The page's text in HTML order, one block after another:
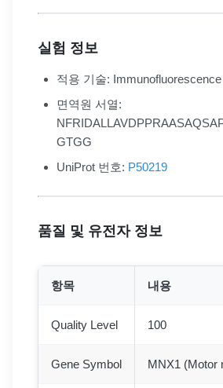
실험 정보
적용 기술:
면역원 서열:
GTGG
UniProt 번호: P50219
품질 및 유전자 정보
항목 내용
Quality Level 100
Gene Symbol MNX1 (Motor